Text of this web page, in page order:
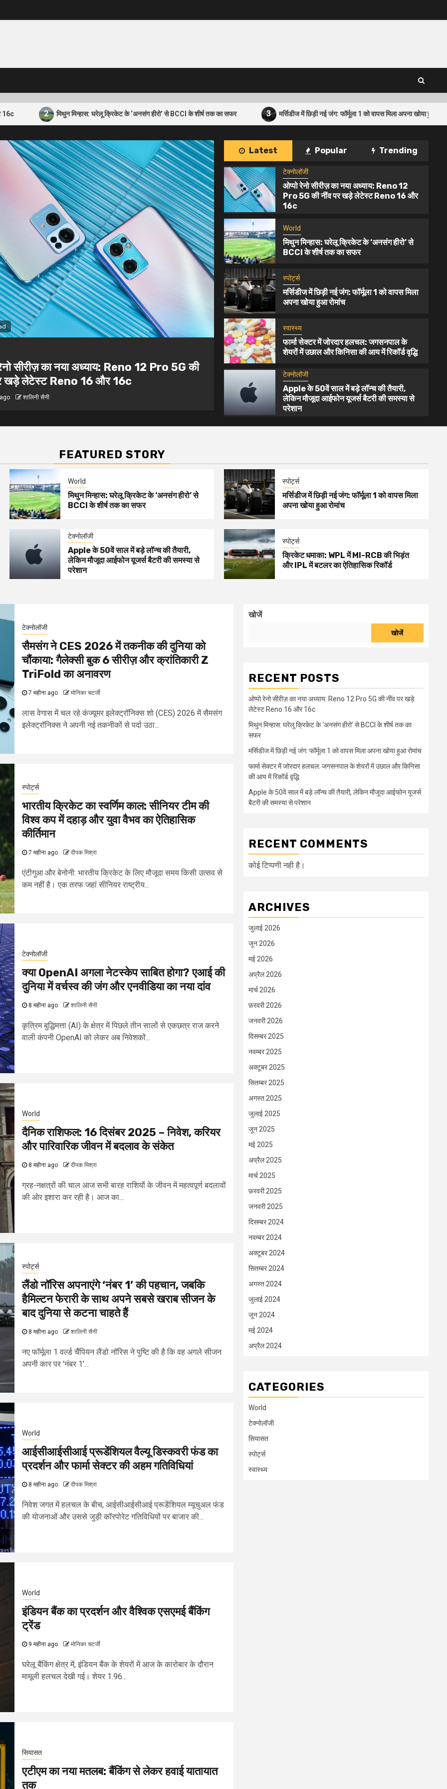
2 मिथुन मिन्हास: घरेलू क्रिकेट के ‘अनसंग हीरो’ से BCCI के शीर्ष तक का सफर 3 मर्सिडीज में छिड़ी नई जंग: फॉर्मूला 1 को वापस मिला अपना खोया हुआ रोमांच
12 Pro 5G की
1 min read
मिथुन मिन्हास: घरेलू क्रिकेट के ‘अनसंग हीरो’ से BCCI के
शीर्ष तक का सफर
स्पोर्ट्स
हुआ रोमांच
2 महीना ago
Latest Popular Trending
टेक्नोलॉजी
ओप्पो रेनो सीरीज़ का नया अध्याय: Reno 12
Pro 5G की नींव पर खड़े लेटेस्ट Reno 16 और
16c
World
मिथुन मिन्हास: घरेलू क्रिकेट के ‘अनसंग हीरो’ से
BCCI के शीर्ष तक का सफर
स्पोर्ट्स
मर्सिडीज में छिड़ी नई जंग: फॉर्मूला 1 को वापस मिला
अपना खोया हुआ रोमांच
स्वास्थ्य
फार्मा सेक्टर में जोरदार हलचल: जगसनपाल के
शेयरों में उछाल और किनिसा की आय में रिकॉर्ड वृद्धि
टेक्नोलॉजी
Apple के 50वें साल में बड़े लॉन्च की तैयारी,
लेकिन मौजूदा आईफोन यूजर्स बैटरी की समस्या से
परेशान
FEATURED STORY
World
मिथुन मिन्हास: घरेलू क्रिकेट के ‘अनसंग हीरो’ से
BCCI के शीर्ष तक का सफर
स्पोर्ट्स
मर्सिडीज में छिड़ी नई जंग: फॉर्मूला 1 को वापस मिला
अपना खोया हुआ रोमांच
टेक्नोलॉजी
Apple के 50वें साल में बड़े लॉन्च की तैयारी,
लेकिन मौजूदा आईफोन यूजर्स बैटरी की समस्या से
परेशान
स्पोर्ट्स
क्रिकेट धमाका: WPL में MI-RCB की भिड़ंत
और IPL में बटलर का ऐतिहासिक रिकॉर्ड
टेक्नोलॉजी
सैमसंग ने CES 2026 में तकनीक की दुनिया को
चौंकाया: गैलेक्सी बुक 6 सीरीज़ और क्रांतिकारी Z
TriFold का अनावरण
7 महीना ago मोनिका चटर्जी
लास वेगास में चल रहे कंज्यूमर इलेक्ट्रॉनिक्स शो (CES) 2026 में सैमसंग
इलेक्ट्रॉनिक्स ने अपनी नई तकनीकों से पर्दा उठा...
स्पोर्ट्स
भारतीय क्रिकेट का स्वर्णिम काल: सीनियर टीम की
विश्व कप में दहाड़ और युवा वैभव का ऐतिहासिक
कीर्तिमान
7 महीना ago दीपक मिश्रा
एंटीगुआ और बेनोनी: भारतीय क्रिकेट के लिए मौजूदा समय किसी उत्सव से
कम नहीं है। एक तरफ जहां सीनियर राष्ट्रीय...
टेक्नोलॉजी
क्या OpenAI अगला नेटस्केप साबित होगा? एआई की
दुनिया में वर्चस्व की जंग और एनवीडिया का नया दांव
8 महीना ago शालिनी सैनी
कृत्रिम बुद्धिमत्ता (AI) के क्षेत्र में पिछले तीन सालों से एकछत्र राज करने
वाली कंपनी OpenAI को लेकर अब निवेशकों...
World
दैनिक राशिफल: 16 दिसंबर 2025 – निवेश, करियर
और पारिवारिक जीवन में बदलाव के संकेत
8 महीना ago दीपक मिश्रा
ग्रह-नक्षत्रों की चाल आज सभी बारह राशियों के जीवन में महत्वपूर्ण बदलावों
की ओर इशारा कर रही है। आज का...
स्पोर्ट्स
लैंडो नॉरिस अपनाएंगे ‘नंबर 1’ की पहचान, जबकि
हैमिल्टन फेरारी के साथ अपने सबसे खराब सीजन के
बाद दुनिया से कटना चाहते हैं
8 महीना ago शालिनी सैनी
नए फॉर्मूला 1 वर्ल्ड चैंपियन लैंडो नॉरिस ने पुष्टि की है कि वह अगले सीजन
अपनी कार पर 'नंबर 1'...
World
आईसीआईसीआई प्रूडेंशियल वैल्यू डिस्कवरी फंड का
प्रदर्शन और फार्मा सेक्टर की अहम गतिविधियां
8 महीना ago दीपक मिश्रा
निवेश जगत में हलचल के बीच, आईसीआईसीआई प्रूडेंशियल म्यूचुअल फंड
की योजनाओं और उससे जुड़ी कॉरपोरेट गतिविधियों पर बाजार की...
World
इंडियन बैंक का प्रदर्शन और वैश्विक एसएमई बैंकिंग
ट्रेंड
9 महीना ago मोनिका चटर्जी
घरेलू बैंकिंग क्षेत्र में, इंडियन बैंक के शेयरों में आज के कारोबार के दौरान
मामूली हलचल देखी गई। शेयर 1.96...
सियासत
एटीएम का नया मतलब: बैंकिंग से लेकर हवाई यातायात
तक
खोजें
खोजें
RECENT POSTS
ओप्पो रेनो सीरीज़ का नया अध्याय: Reno 12 Pro 5G की नींव पर खड़े
लेटेस्ट Reno 16 और 16c
मिथुन मिन्हास: घरेलू क्रिकेट के ‘अनसंग हीरो’ से BCCI के शीर्ष तक का
सफर
मर्सिडीज में छिड़ी नई जंग: फॉर्मूला 1 को वापस मिला अपना खोया हुआ रोमांच
फार्मा सेक्टर में जोरदार हलचल: जगसनपाल के शेयरों में उछाल और किनिसा
की आय में रिकॉर्ड वृद्धि
Apple के 50वें साल में बड़े लॉन्च की तैयारी, लेकिन मौजूदा आईफोन यूजर्स
बैटरी की समस्या से परेशान
RECENT COMMENTS
कोई टिप्पणी नही है।
ARCHIVES
जुलाई 2026
जून 2026
मई 2026
अप्रैल 2026
मार्च 2026
फ़रवरी 2026
जनवरी 2026
दिसम्बर 2025
नवम्बर 2025
अक्टूबर 2025
सितम्बर 2025
अगस्त 2025
जुलाई 2025
जून 2025
मई 2025
अप्रैल 2025
मार्च 2025
फ़रवरी 2025
जनवरी 2025
दिसम्बर 2024
नवम्बर 2024
अक्टूबर 2024
सितम्बर 2024
अगस्त 2024
जुलाई 2024
जून 2024
मई 2024
अप्रैल 2024
CATEGORIES
World
टेक्नोलॉजी
सियासत
स्पोर्ट्स
स्वास्थ्य